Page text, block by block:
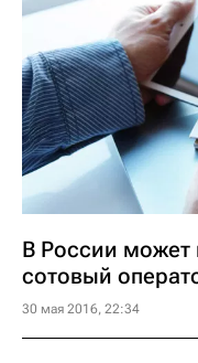
В России может
сотовый
30 мая 2016, 22:34